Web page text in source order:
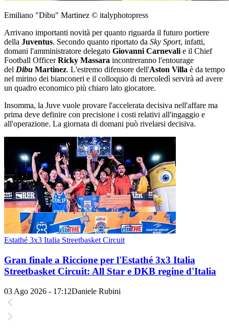
Emiliano "Dibu" Martinez © italyphotopress
Arrivano importanti novità per quanto riguarda il futuro portiere
della Juventus. Secondo quanto riportato da Sky Sport, infatti,
domani l'amministratore delegato Giovanni Carnevali e il Chief
Football OfficerRicky Massara incontreranno l'entourage
del Dibu Martinez. L'estremo difensore dell'Aston Villa è da tempo
nel mirino dei bianconeri e il colloquio di mercoledì servirà ad avere
un quadro economico più chiaro lato giocatore.
Insomma, la Juve vuole provare l'accelerata decisiva nell'affare ma
prima deve definire con precisione i costi relativi all'ingaggio e
all'operazione. La giornata di domani può rivelarsi decisiva.
Estathé 3x3 Italia Streetbasket Circuit
Gran finale a Riccione per l'Estathé 3x3 Italia
Streetbasket Circuit: All Star e DKB regine d'Italia
03 Ago 2026 - 17:12Daniele Rubini